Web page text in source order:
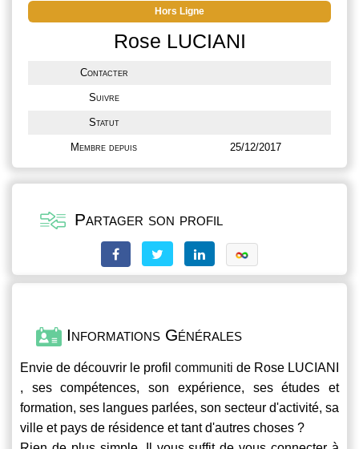
Hors Ligne
Rose LUCIANI
Contacter
Suivre
Statut
Membre depuis 25/12/2017
Partager son profil
Informations Générales
Envie de découvrir le profil communiti de Rose LUCIANI
, ses compétences, son expérience, ses études et
formation, ses langues parlées, son secteur d'activité, sa
ville et pays de résidence et tant d'autres choses ?